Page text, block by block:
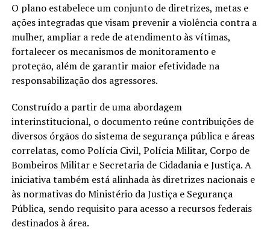
O plano estabelece um conjunto de diretrizes, metas e
ações integradas que visam prevenir a violência contra a
mulher, ampliar a rede de atendimento às vítimas,
fortalecer os mecanismos de monitoramento e
proteção, além de garantir maior efetividade na
responsabilização dos agressores.
Construído a partir de uma abordagem
interinstitucional, o documento reúne contribuições de
diversos órgãos do sistema de segurança pública e áreas
correlatas, como Polícia Civil, Polícia Militar, Corpo de
Bombeiros Militar e Secretaria de Cidadania e Justiça. A
iniciativa também está alinhada às diretrizes nacionais e
às normativas do Ministério da Justiça e Segurança
Pública, sendo requisito para acesso a recursos federais
destinados à área.